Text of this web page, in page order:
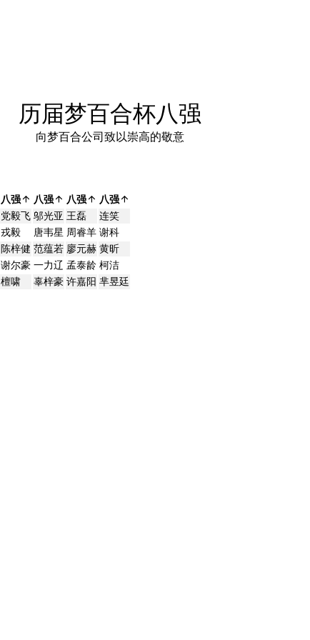
历届梦百合杯八强
向梦百合公司致以崇高的敬意
八强 八强 八强
八强
党毅飞 邬光亚 王磊
连笑
戎毅 唐韦星 周睿羊 谢科
陈梓健 范蕴若 廖元赫 黄昕
谢尔豪 一力辽 孟泰龄 柯洁
檀啸 辜梓豪 许嘉阳 芈昱廷